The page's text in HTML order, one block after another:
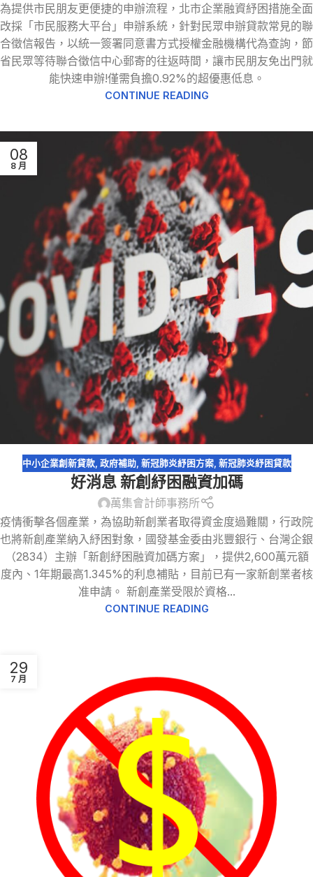
為提供市民朋友更便捷的申辦流程，北市企業融資紓困措施全面
改採「市民服務大平台」申辦系統，針對民眾申辦貸款常見的聯
合徵信報告，以統一簽署同意書方式授權金融機構代為查詢，節
省民眾等待聯合徵信中心郵寄的往返時間，讓市民朋友免出門就
能快速申辦!僅需負擔0.92%的超優惠低息。
CONTINUE READING
08
8 月
中小企業創新貸款, 政府補助, 新冠肺炎紓困方案, 新冠肺炎紓困貸款
好消息 新創紓困融資加碼
萬集會計師事務所
疫情衝擊各個產業，為協助新創業者取得資金度過難關，行政院
也將新創產業納入紓困對象，國發基金委由兆豐銀行、台灣企銀
（2834）主辦「新創紓困融資加碼方案」，提供2,600萬元額
度內、1年期最高1.345%的利息補貼，目前已有一家新創業者核
准申請。 新創產業受限於資格...
CONTINUE READING
29
7 月